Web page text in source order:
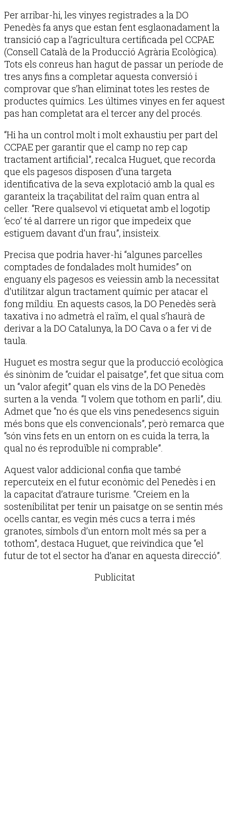
Per arribar-hi, les vinyes registrades a la DO
Penedès fa anys que estan fent esglaonadament la
transició cap a l’agricultura certificada pel CCPAE
(Consell Català de la Producció Agrària Ecològica).
Tots els conreus han hagut de passar un període de
tres anys fins a completar aquesta conversió i
comprovar que s’han eliminat totes les restes de
productes químics. Les últimes vinyes en fer aquest
pas han completat ara el tercer any del procés.
“Hi ha un control molt i molt exhaustiu per part del
CCPAE per garantir que el camp no rep cap
tractament artificial”, recalca Huguet, que recorda
que els pagesos disposen d’una targeta
identificativa de la seva explotació amb la qual es
garanteix la traçabilitat del raïm quan entra al
celler. “Rere qualsevol vi etiquetat amb el logotip
‘eco’ té al darrere un rigor que impedeix que
estiguem davant d’un frau”, insisteix.
Precisa que podria haver-hi “algunes parcel·les
comptades de fondalades molt humides” on
enguany els pagesos es veiessin amb la necessitat
d’utilitzar algun tractament químic per atacar el
fong míldiu. En aquests casos, la DO Penedès serà
taxativa i no admetrà el raïm, el qual s’haurà de
derivar a la DO Catalunya, la DO Cava o a fer vi de
taula.
Huguet es mostra segur que la producció ecològica
és sinònim de “cuidar el paisatge”, fet que situa com
un “valor afegit” quan els vins de la DO Penedès
surten a la venda. “I volem que tothom en parli”, diu.
Admet que “no és que els vins penedesencs siguin
més bons que els convencionals”, però remarca que
“són vins fets en un entorn on es cuida la terra, la
qual no és reproduïble ni comprable”.
Aquest valor addicional confia que també
repercuteix en el futur econòmic del Penedès i en
la capacitat d’atraure turisme. “Creiem en la
sostenibilitat per tenir un paisatge on se sentin més
ocells cantar, es vegin més cucs a terra i més
granotes, símbols d’un entorn molt més sa per a
tothom”, destaca Huguet, que reivindica que “el
futur de tot el sector ha d’anar en aquesta direcció”.
Publicitat